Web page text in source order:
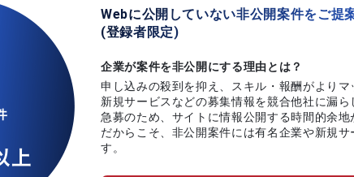
Webに公開していない非公開案件をご提
(登録者限定)
企業が案件を非公開にする理由とは？
申し込みの殺到を抑え、スキル・報酬がより
新規サービスなどの募集情報を競合他社に漏ら
急募のため、サイトに情報公開する時間的余地
だからこそ、非公開案件には有名企業や新規サ
す。